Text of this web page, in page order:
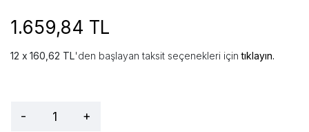
1.659,84 TL
160,62 TL'den başlayan taksit seçenekleri içintıklayın.
- +